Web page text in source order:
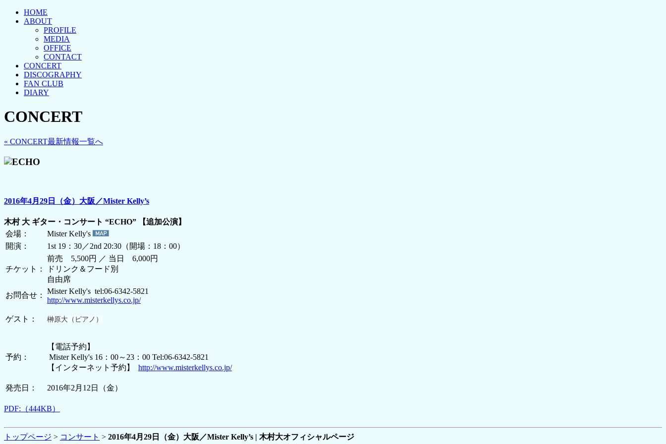
HOME
ABOUT
PROFILE
MEDIA
OFFICE
CONTACT
CONCERT
DISCOGRAPHY
FAN CLUB
DIARY
CONCERT
« CONCERT最新情報一覧へ
2016年4月29日（金）大阪／Mister Kelly’s
木村 大 ギター・コンサート “ECHO” 【追加公演】
会場：
Mister Kelly's
開演：
1st 19：30／2nd 20:30（開場：18：00）
チケット：
前売 5,500円 ／ 当日 6,000円
ドリンク＆フード別
自由席
お問合せ：
Mister Kelly's tel:06-6342-5821
http://www.misterkellys.co.jp/
ゲスト： 榊原大（ピアノ）
予約：
【電話予約】
Mister Kelly's 16：00～23：00 Tel:06-6342-5821
【インターネット予約】 http://www.misterkellys.co.jp/
発売日： 2016年2月12日（金）
PDF:（444KB）
トップページ > コンサート > 2016年4月29日（金）大阪／Mister Kelly’s | 木村大オフィシャルページ